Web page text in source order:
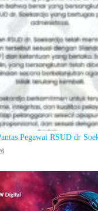
Pegawai RSUD dr